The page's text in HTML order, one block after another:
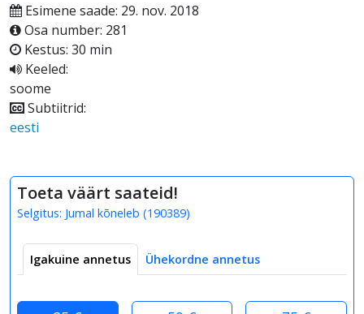
Esimene saade: 29. nov. 2018
Osa number: 281
Kestus: 30 min
Keeled:
soome
Subtiitrid:
eesti
Toeta väärt saateid!
Selgitus: Jumal kõneleb (190389)
Igakuine annetus Ühekordne annetus